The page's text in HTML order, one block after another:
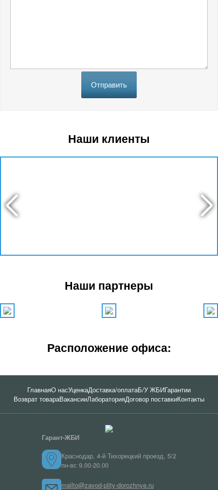
Отправить
Наши клиенты
Наши партнеры
Расположение офиса:
ГлавнаяО насУценкаДоставка/оплатаБ/У ЖБИГарантии
Возврат товараВакансииЛабораторияДоговор поставкиКонтакты
Гарант-ЖБИ
Краснодар, 4-й Тихорецкий проезд, 5/2
пн-вс 9.00-20.00
mailto@zavod-plity-dorozhnye.ru